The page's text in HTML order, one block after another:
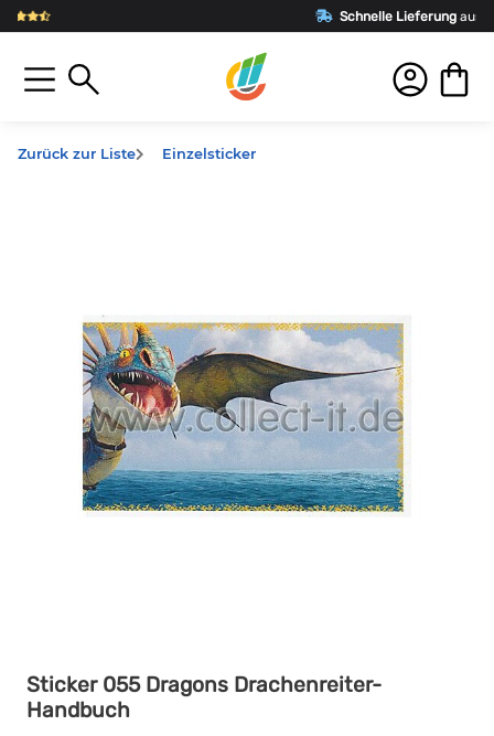
Schnelle Lieferungaus Deutschland
Zurück zur Liste Einzelsticker
Sticker 055 Dragons Drachenreiter-
Handbuch